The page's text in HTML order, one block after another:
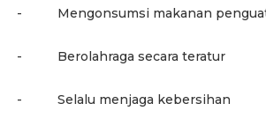
- Mengonsumsi makanan
- Berolahraga secara teratur
- Selalu menjaga kebersihan